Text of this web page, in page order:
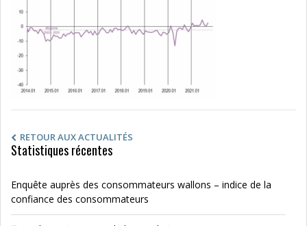
RETOUR AUX ACTUALITÉS
Statistiques récentes
Enquête auprès des consommateurs wallons – indice de la
confiance des consommateurs